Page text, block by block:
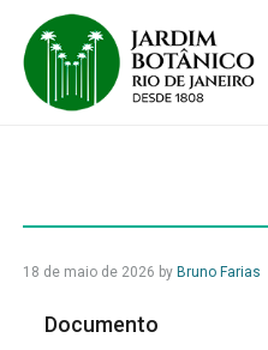
18 de maio de 2026 by Bruno Farias
Documento